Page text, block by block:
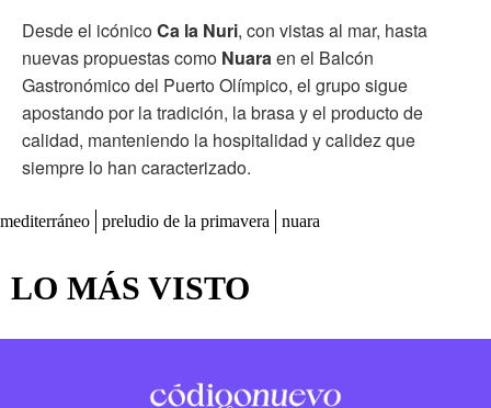
Desde el icónicoCa la Nuri, con vistas al mar, hasta
nuevas propuestas como Nuaraen el Balcón
Gastronómico del Puerto Olímpico, el grupo sigue
apostando por la tradición, la brasa y el producto de
calidad, manteniendo la hospitalidad y calidez que
siempre lo han caracterizado.
mediterráneo preludio de la primavera nuara
LO MÁS VISTO